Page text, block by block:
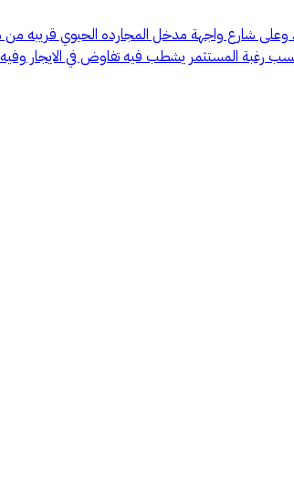
وعلى شارع واجهة مدخل المجارده الحيوي